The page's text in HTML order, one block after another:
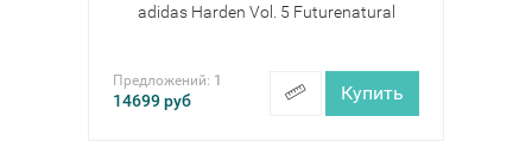
adidas Harden Vol. 5 Futurenatural
Предложений: 1
14699руб Купить